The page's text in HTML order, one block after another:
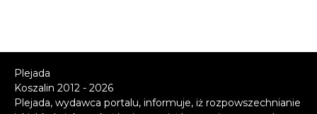
Plejada
Koszalin 2012 - 2026
Plejada, wydawca portalu, informuje, iż rozpowszechnianie